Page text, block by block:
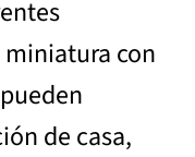
con
de casa,